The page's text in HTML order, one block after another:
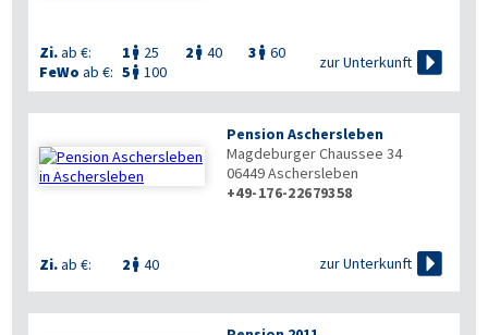
Zi.ab €: 1  25 2  40 3  60
FeWo ab €: 5  100
zur Unterkunft 
Pension Aschersleben
Magdeburger Chaussee 34
06449Aschersleben
+49-176-22679358
Zi.ab €: 2  40 zur Unterkunft 